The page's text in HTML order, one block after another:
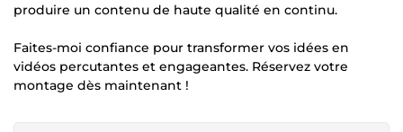
produire un contenu de haute qualité en continu.
Faites-moi confiance pour transformer vos idées en
vidéos percutantes et engageantes. Réservez votre
montage dès maintenant !